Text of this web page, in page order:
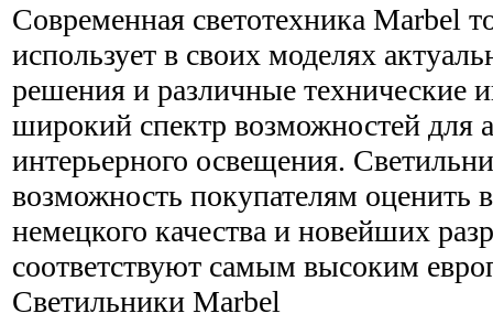
Современная светотехника Marbel
использует в своих моделях
решения и различные технические
широкий спектр возможностей для
интерьерного освещения.
возможность покупателям оценить
немецкого качества и новейших
соответствуют самым высоким
Светильники Marbel